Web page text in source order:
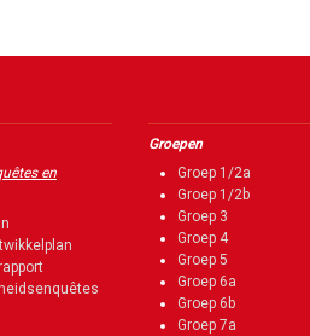
en
Groepen
Groep 1/2a
Groep 1/2b
Groep 3
Groep 4
Groep 5
Groep 6a
Groep 6b
Groep 7a